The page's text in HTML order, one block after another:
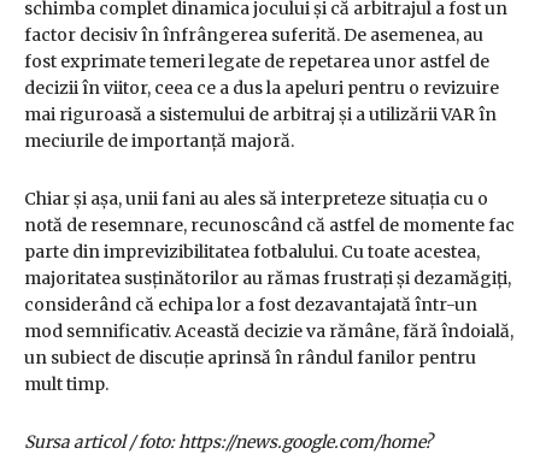
schimba complet dinamica jocului și că arbitrajul a fost un
factor decisiv în înfrângerea suferită. De asemenea, au
fost exprimate temeri legate de repetarea unor astfel de
decizii în viitor, ceea ce a dus la apeluri pentru o revizuire
mai riguroasă a sistemului de arbitraj și a utilizării VAR în
meciurile de importanță majoră.
Chiar și așa, unii fani au ales să interpreteze situația cu o
notă de resemnare, recunoscând că astfel de momente fac
parte din imprevizibilitatea fotbalului. Cu toate acestea,
majoritatea susținătorilor au rămas frustrați și dezamăgiți,
considerând că echipa lor a fost dezavantajată într-un
mod semnificativ. Această decizie va rămâne, fără îndoială,
un subiect de discuție aprinsă în rândul fanilor pentru
mult timp.
Sursa articol / foto: https://news.google.com/home?